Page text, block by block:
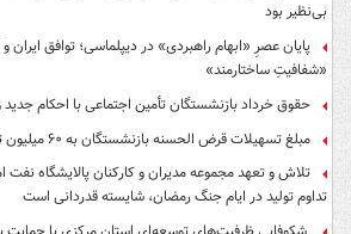
بی‌نظیر بود
پایان عصرِ «ابهام راهبردی» در دیپلماسی؛ توافق ایران
«شفافیتِ ساختارمند»
حقوق خرداد بازنشستگان تأمین اجتماعی با احکام
مبلغ تسهیلات قرض الحسنه بازنشستگان به ۶۰ میلیون تومان افزایش یافت
تلاش و تعهد مجموعه مدیران و کارکنان پالایشگاه نفت
تداوم تولید در ایام جنگ رمضان، شایسته قدردانی است